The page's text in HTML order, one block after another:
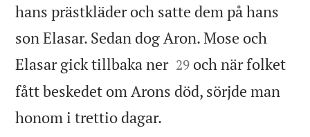
hans prästkläder och satte dem på hans
son Elasar. Sedan dog Aron. Mose och
Elasar gick tillbaka ner
29 och när folket
fått beskedet om Arons död, sörjde man
honom i trettio dagar.